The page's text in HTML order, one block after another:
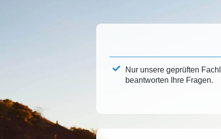
Nur unsere geprüften
beantworten Ihre Fragen.